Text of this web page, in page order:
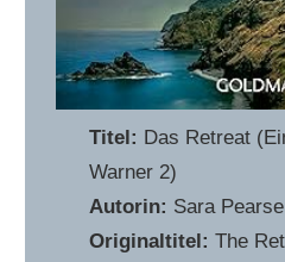
Titel: Das Retreat
Warner 2)
Autorin: Sara Pearse
Originaltitel: The